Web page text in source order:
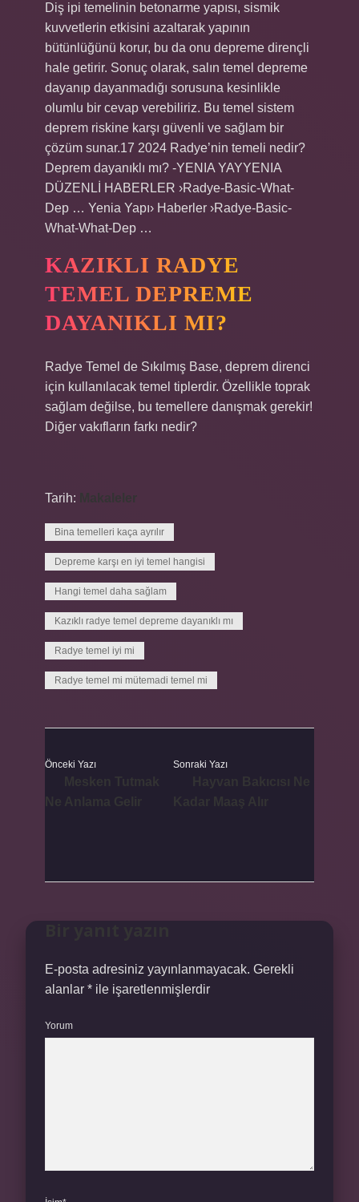
Diş ipi temelinin betonarme yapısı, sismik
kuvvetlerin etkisini azaltarak yapının
bütünlüğünü korur, bu da onu depreme dirençli
hale getirir. Sonuç olarak, salın temel depreme
dayanıp dayanmadığı sorusuna kesinlikle
olumlu bir cevap verebiliriz. Bu temel sistem
deprem riskine karşı güvenli ve sağlam bir
çözüm sunar.17 2024 Radye’nin temeli nedir?
Deprem dayanıklı mı? -YENIA YAYYENIA
DÜZENLİ HABERLER ›Radye-Basic-What-
Dep … Yenia Yapı› Haberler ›Radye-Basic-
What-What-Dep …
KAZIKLI RADYE
TEMEL DEPREME
DAYANIKLI MI?
Radye Temel de Sıkılmış Base, deprem direnci
için kullanılacak temel tiplerdir. Özellikle toprak
sağlam değilse, bu temellere danışmak gerekir!
Diğer vakıfların farkı nedir?
Tarih: Makaleler
Bina temelleri kaça ayrılır
Depreme karşı en iyi temel hangisi
Hangi temel daha sağlam
Kazıklı radye temel depreme dayanıklı mı
Radye temel iyi mi
Radye temel mi mütemadi temel mi
Önceki Yazı Sonraki Yazı
E-posta adresiniz yayınlanmayacak. Gerekli
alanlar * ile işaretlenmişlerdir
Yorum